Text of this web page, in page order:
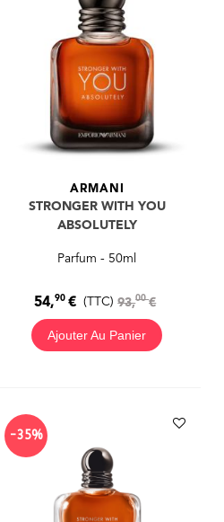
ARMANI
STRONGER WITH YOU
ABSOLUTELY
Parfum - 50ml
54,90€ (TTC) 93,00€
Ajouter Au Panier
-35%